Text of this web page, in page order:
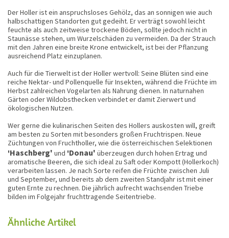
Der Holler ist ein anspruchsloses Gehölz, das an sonnigen wie auch
halbschattigen Standorten gut gedeiht. Er verträgt sowohl leicht
feuchte als auch zeitweise trockene Böden, sollte jedoch nicht in
Staunässe stehen, um Wurzelschäden zu vermeiden. Da der Strauch
mit den Jahren eine breite Krone entwickelt, ist bei der Pflanzung
ausreichend Platz einzuplanen.
Auch für die Tierwelt ist der Holler wertvoll: Seine Blüten sind eine
reiche Nektar- und Pollenquelle für Insekten, während die Früchte im
Herbst zahlreichen Vogelarten als Nahrung dienen. In naturnahen
Gärten oder Wildobsthecken verbindet er damit Zierwert und
ökologischen Nutzen.
Wer gerne die kulinarischen Seiten des Hollers auskosten will, greift
am besten zu Sorten mit besonders großen Fruchtrispen. Neue
Züchtungen von Fruchtholler, wie die österreichischen Selektionen
'Haschberg' und 'Donau' überzeugen durch hohen Ertrag und
aromatische Beeren, die sich ideal zu Saft oder Kompott (Hollerkoch)
verarbeiten lassen. Je nach Sorte reifen die Früchte zwischen Juli
und September, und bereits ab dem zweiten Standjahr ist mit einer
guten Ernte zu rechnen. Die jährlich aufrecht wachsenden Triebe
bilden im Folgejahr fruchttragende Seitentriebe.
Ähnliche Artikel